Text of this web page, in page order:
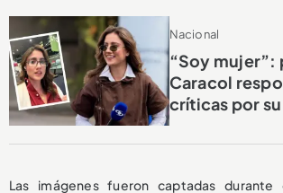
Nacional
“Soy
Caracol
críticas por
Las imágenes fueron captadas